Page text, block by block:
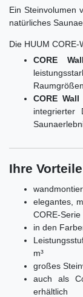
Ein Steinvolumen
natürliches
Die HUUM
CORE
Raumgrößen
CORE
integrierter
Ihre Vorteile
elegantes,
CORE-Serie
in den
m³
großes
auch als
erhältlich